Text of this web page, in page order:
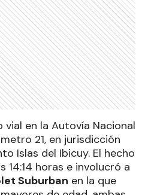
en la Autovía Nacional
21, en jurisdicción
Islas del Ibicuy. El hecho
14:14 horas e involucró a
Suburban en la que